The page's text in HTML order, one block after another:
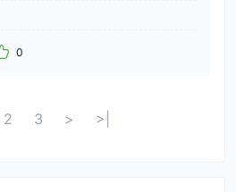
0
2 3 > >|